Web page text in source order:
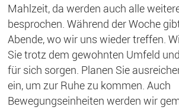
Mahlzeit, da werden auch alle
besprochen. Während der Woche
Abende, wo wir uns wieder treffen.
Sie trotz dem gewohnten Umfeld
für sich sorgen. Planen Sie
ein, um zur Ruhe zu kommen. Auch
Bewegungseinheiten werden wir